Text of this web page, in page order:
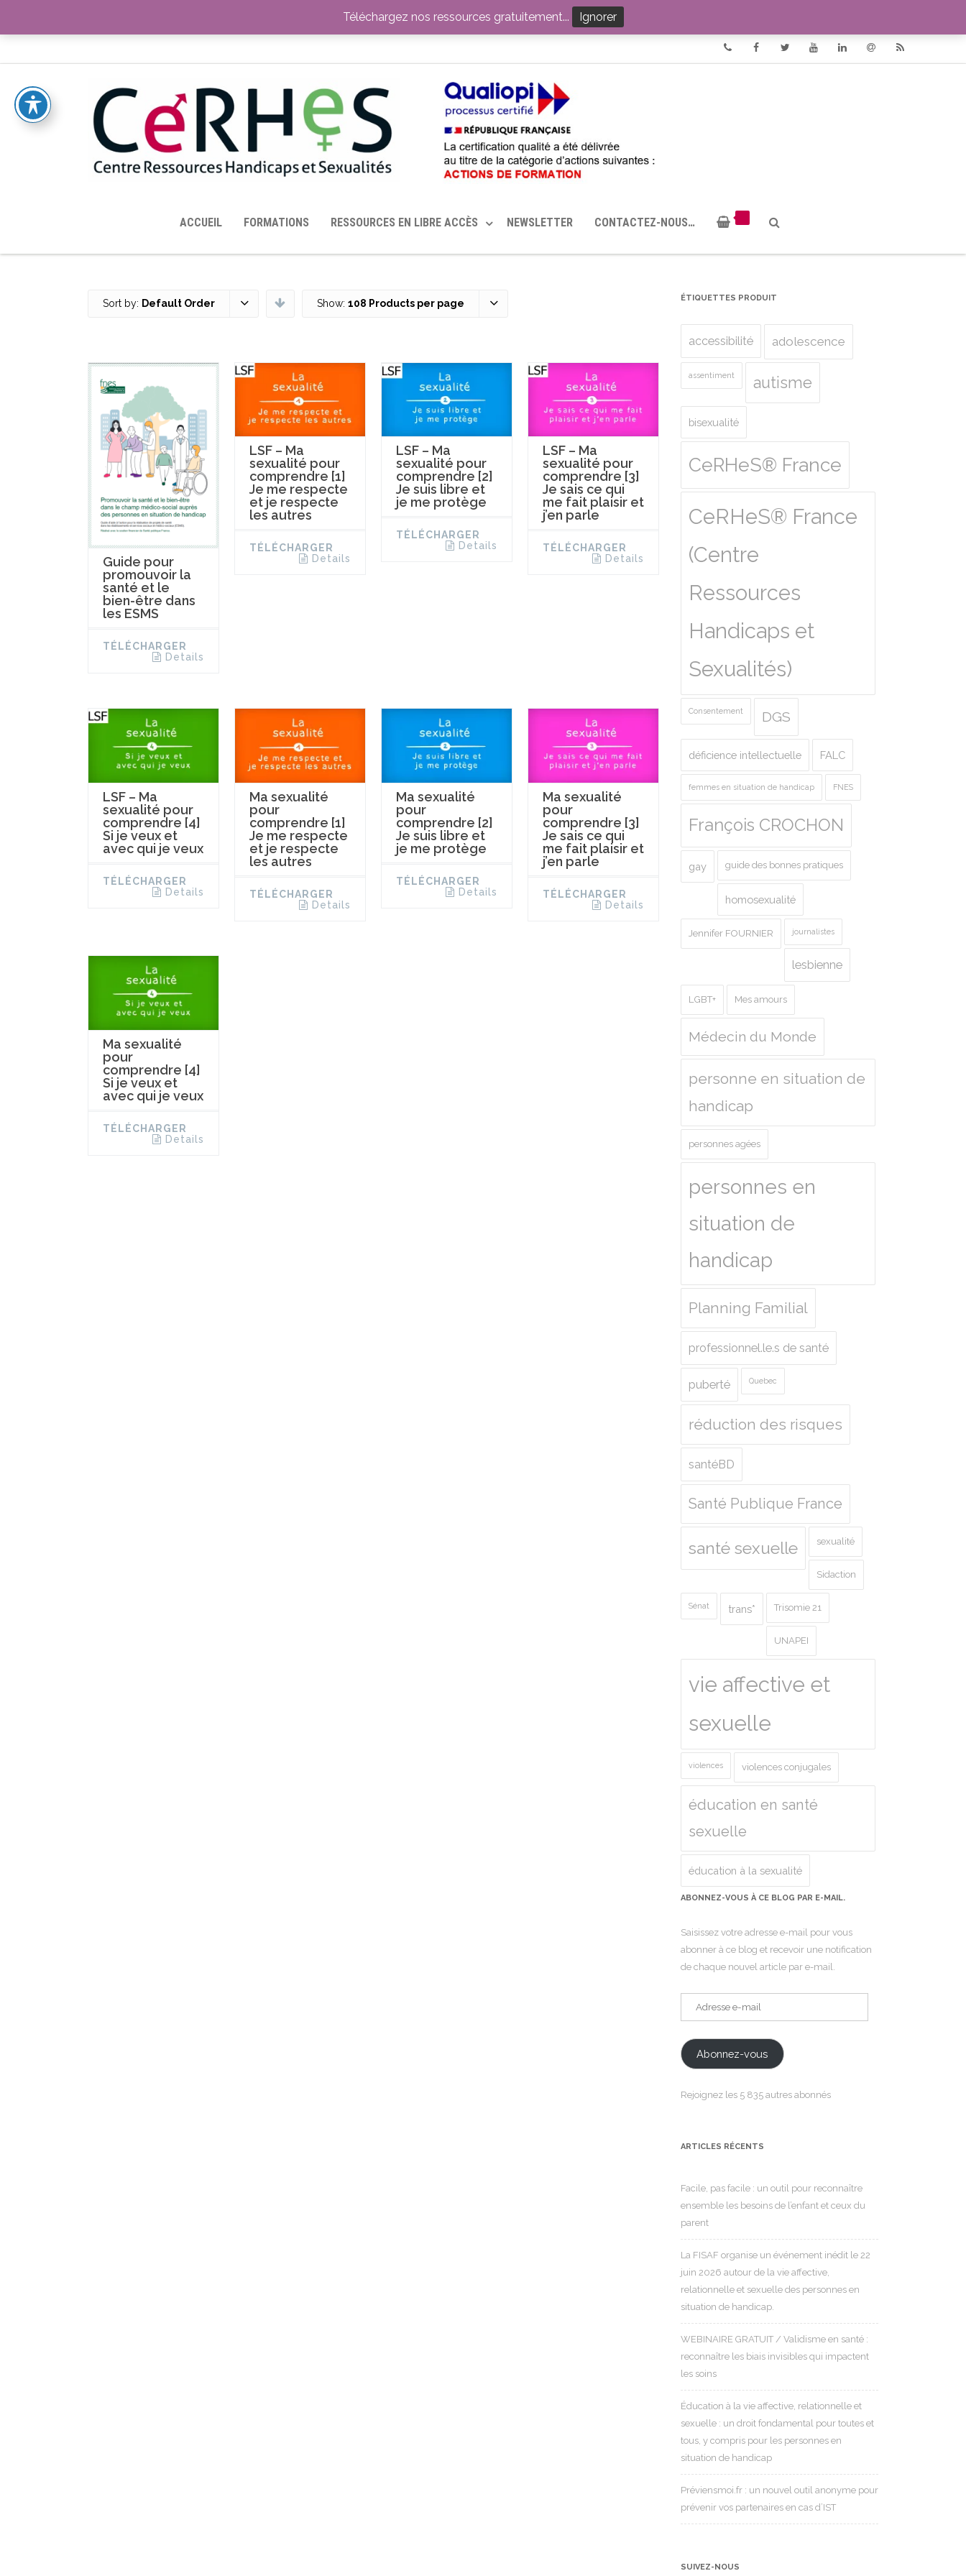
TOUTES LES RESSOURCES MISES À DISPOSITION PAR LE CERHES® FRANCE OUTILS EN SANTÉ SEXUELLE
ACCUEIL FORMATIONS RESSOURCES EN LIBRE ACCÈS NEWSLETTER CONTACTEZ-NOUS…
Sort by: Default Order Show: 108 Products per page
Guide pour
promouvoir la
santé et le
bien-être dans
les ESMS
TÉLÉCHARGER
Details
LSF – Ma
sexualité pour
comprendre [1]
Je me respecte
et je respecte
les autres
TÉLÉCHARGER
Details
LSF – Ma
sexualité pour
comprendre [2]
Je suis libre et
je me protège
TÉLÉCHARGER
Details
LSF – Ma
sexualité pour
comprendre [3]
Je sais ce qui
me fait plaisir et
j’en parle
TÉLÉCHARGER
Details
LSF – Ma
sexualité pour
comprendre [4]
Si je veux et
avec qui je veux
TÉLÉCHARGER
Details
Ma sexualité
pour
comprendre [1]
Je me respecte
et je respecte
les autres
TÉLÉCHARGER
Details
Ma sexualité
pour
comprendre [2]
Je suis libre et
je me protège
TÉLÉCHARGER
Details
Ma sexualité
pour
comprendre [3]
Je sais ce qui
me fait plaisir et
j’en parle
TÉLÉCHARGER
Details
Ma sexualité
pour
comprendre [4]
Si je veux et
avec qui je veux
TÉLÉCHARGER
Details
ÉTIQUETTES PRODUIT
accessibilité adolescence
assentiment autisme
bisexualité
CeRHeS® France
CeRHeS® France
(Centre
Ressources
Handicaps et
Sexualités)
Consentement DGS
déficience intellectuelle FALC
femmes en situation de handicap FNES
François CROCHON
gay guide des bonnes pratiques
homosexualité
Jennifer FOURNIER journalistes
lesbienne
LGBT+ Mes amours
Médecin du Monde
personne en situation de
handicap
personnes agées
personnes en
situation de
handicap
Planning Familial
professionnel.le.s de santé
puberté Quebec
réduction des risques
santéBD
Santé Publique France
santé sexuelle sexualité
Sidaction
Sénat trans* Trisomie 21
UNAPEI
vie affective et
sexuelle
violences violences conjugales
éducation en santé
sexuelle
éducation à la sexualité
ABONNEZ-VOUS À CE BLOG PAR E-MAIL.
Saisissez votre adresse e-mail pour vous
abonner à ce blog et recevoir une notification
de chaque nouvel article par e-mail.
Adresse
e-
Abonnez-vous
Rejoignez les 5 835 autres abonnés
ARTICLES RÉCENTS
Facile, pas facile : un outil pour reconnaître
ensemble les besoins de l’enfant et ceux du
parent
La FISAF organise un événement inédit le 22
juin 2026 autour de la vie affective,
relationnelle et sexuelle des personnes en
situation de handicap.
WEBINAIRE GRATUIT / Validisme en santé :
reconnaître les biais invisibles qui impactent
les soins
Éducation à la vie affective, relationnelle et
sexuelle : un droit fondamental pour toutes et
tous, y compris pour les personnes en
situation de handicap
Préviensmoi.fr : un nouvel outil anonyme pour
prévenir vos partenaires en cas d’IST
SUIVEZ-NOUS
Téléchargez nos ressources gratuitement... Ignorer